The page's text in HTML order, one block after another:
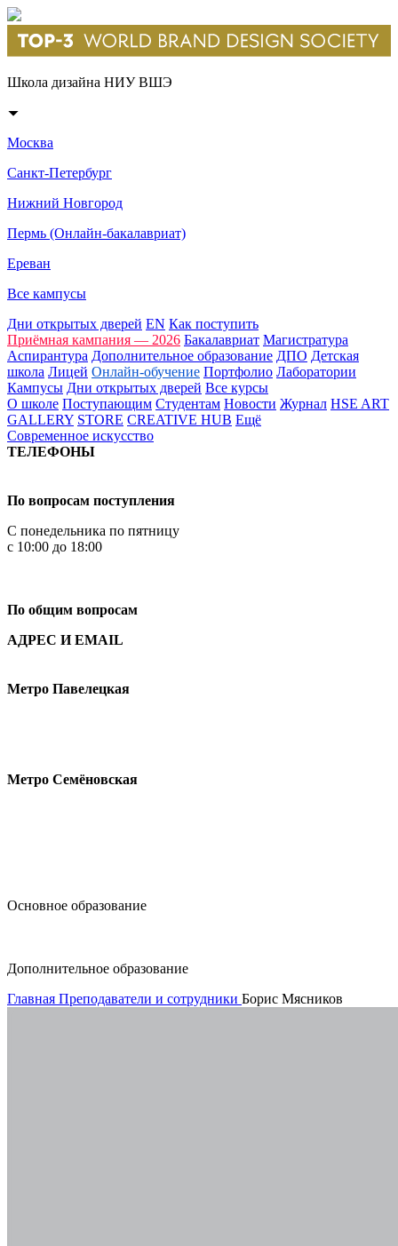
Школа дизайна НИУ ВШЭ
Москва
Санкт-Петербург
Нижний Новгород
Пермь (Онлайн-бакалавриат)
Ереван
Все кампусы
Дни открытых дверей EN Как поступить
Приёмная кампания — 2026 Бакалавриат Магистратура
Аспирантура Дополнительное образование ДПО Детская
школа Лицей Онлайн-обучение Портфолио Лаборатории
Кампусы Дни открытых дверей Все курсы
О школе Поступающим Студентам Новости Журнал HSE ART
GALLERY STORE CREATIVE HUB Ещё
Современное искусство
ТЕЛЕФОНЫ
По вопросам поступления
С понедельника по пятницу
с 10:00 до 18:00
По общим вопросам
АДРЕС И EMAIL
Метро Павелецкая
Метро Семёновская
Основное образование
Дополнительное образование
Главная Преподаватели и сотрудники Борис Мясников